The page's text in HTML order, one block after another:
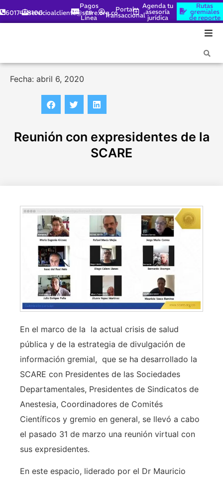
6017448100servicioalcliente@scare.org.co
Pagos
en
Línea
Portal
Transaccional
Agenda tu
asesoría
jurídica
Rutas
gremiales
de reporte
Fecha: abril 6, 2020
Reunión con expresidentes de la
SCARE
En el marco de la la actual crisis de salud
pública y de la estrategia de divulgación de
información gremial, que se ha desarrollado la
SCARE con Presidentes de las Sociedades
Departamentales, Presidentes de Sindicatos de
Anestesia, Coordinadores de Comités
Científicos y gremio en general, se llevó a cabo
el pasado 31 de marzo una reunión virtual con
sus expresidentes.
En este espacio, liderado por el Dr Mauricio